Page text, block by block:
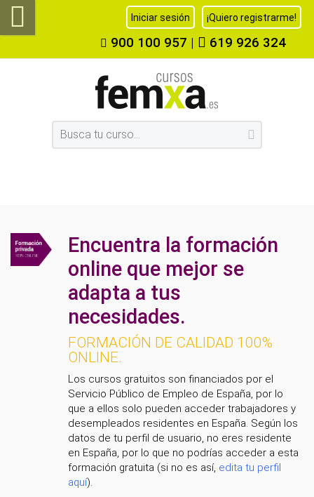
Iniciar sesión ¡Quiero registrarme!
900 100 957 | 619 926 324
Encuentra la formación
online que mejor se
adapta a tus
necesidades.
FORMACIÓN DE CALIDAD 100%
ONLINE.
Los cursos gratuitos son financiados por el
Servicio Público de Empleo de España, por lo
que a ellos solo pueden acceder trabajadores y
desempleados residentes en España. Según los
datos de tu perfil de usuario, no eres residente
en España, por lo que no podrías acceder a esta
formación gratuita (si no es así, edita tu perfil
aquí).